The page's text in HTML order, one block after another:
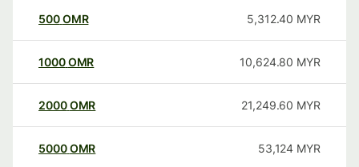
500OMR 5,312.40 MYR
1000OMR 10,624.80 MYR
2000OMR 21,249.60 MYR
5000OMR 53,124 MYR